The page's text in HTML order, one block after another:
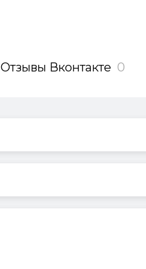
Отзывы Вконтакте 0